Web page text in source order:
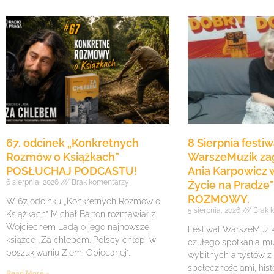
67. odcinek „Konkretnych
Rozmów o Książkach”
POSŁUCHAJ PODCASTU!
6 sierpnia, 2026 Brak komentarzy
W 67. odcinku „Konkretnych Rozmów o
Książkach” Michał Barton rozmawiał z
Wojciechem Ladą o jego najnowszej
książce „Za chlebem. Polscy chłopi w
poszukiwaniu Ziemi Obiecanej”,
8 Sierpnia
WarszeMuzik
Ania Karpowicz
Życie na
ROZMOWY.
5 sierpnia, 2026 Brak
Festiwal
czułego spotkania
wybitnych artystów z
społecznościami,